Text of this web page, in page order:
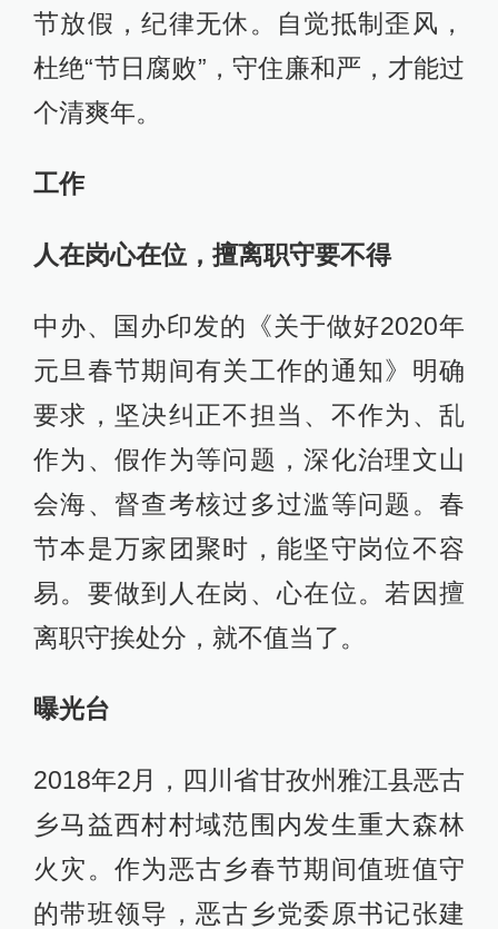
节放假，纪律无休。自觉抵制歪风，
杜绝“节日腐败”，守住廉和严，才能过
个清爽年。
工作
人在岗心在位，擅离职守要不得
中办、国办印发的《关于做好2020年
元旦春节期间有关工作的通知》明确
要求，坚决纠正不担当、不作为、乱
作为、假作为等问题，深化治理文山
会海、督查考核过多过滥等问题。春
节本是万家团聚时，能坚守岗位不容
易。要做到人在岗、心在位。若因擅
离职守挨处分，就不值当了。
曝光台
2018年2月，四川省甘孜州雅江县恶古
乡马益西村村域范围内发生重大森林
火灾。作为恶古乡春节期间值班值守
的带班领导，恶古乡党委原书记张建